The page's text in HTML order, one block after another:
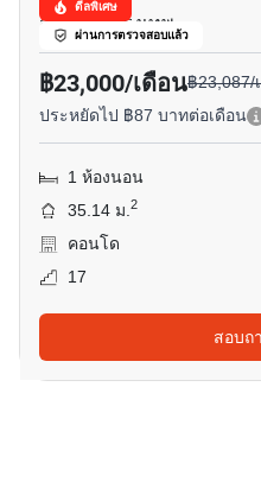
ดีลพิเศษ
ผ่านการตรวจสอบแล้ว
สุขุมวิท, กรุงเทพ
฿23,000/เดือน฿23,087/
ประหยัดไป ฿87 บาทต่อเดือน
1 ห้องนอน
35.14 ม.2
คอนโด
17
สอบถ